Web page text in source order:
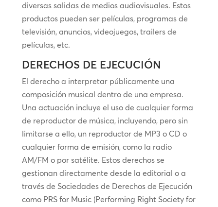
diversas salidas de medios audiovisuales. Estos
productos pueden ser películas, programas de
televisión, anuncios, videojuegos, trailers de
películas, etc.
DERECHOS DE EJECUCIÓN
El derecho a interpretar públicamente una
composición musical dentro de una empresa.
Una actuación incluye el uso de cualquier forma
de reproductor de música, incluyendo, pero sin
limitarse a ello, un reproductor de MP3 o CD o
cualquier forma de emisión, como la radio
AM/FM o por satélite. Estos derechos se
gestionan directamente desde la editorial o a
través de Sociedades de Derechos de Ejecución
como PRS for Music (Performing Right Society for